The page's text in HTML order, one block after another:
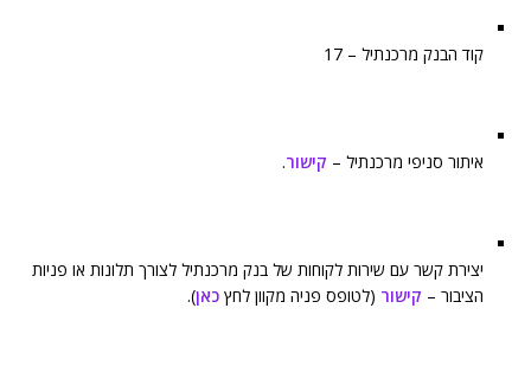
קוד הבנק מרכנתיל – 17
איתור סניפי מרכנתיל – קישור.
יצירת קשר עם שירות לקוחות של בנק מרכנתיל לצורך תלונות או פניות
הציבור – קישור (לטופס פניה מקוון לחץ כאן).